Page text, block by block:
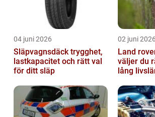
04 juni 2026
Släpvagnsdäck trygghet,
lastkapacitet och rätt val
för ditt släp
02 juni 2026
Land
väljer du
lång